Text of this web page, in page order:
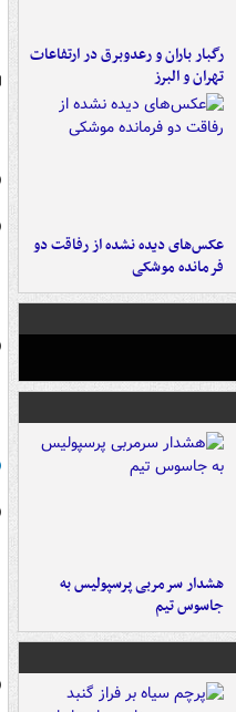
رگبار باران و رعدوبرق در ارتفاعات
تهران و البرز
عکس‌های دیده نشده از رفاقت دو
فرمانده‌ موشکی
هشدار سرمربی پرسپولیس به
جاسوس تیم